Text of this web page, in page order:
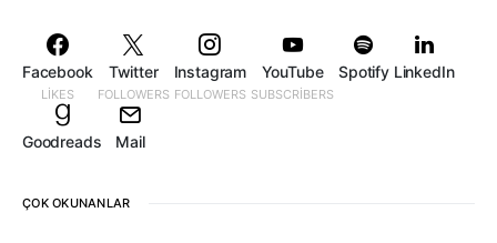
Facebook
LIKES
Twitter
FOLLOWERS
Instagram
FOLLOWERS
YouTube
SUBSCRIBERS
Spotify LinkedIn
Goodreads Mail
ÇOK OKUNANLAR